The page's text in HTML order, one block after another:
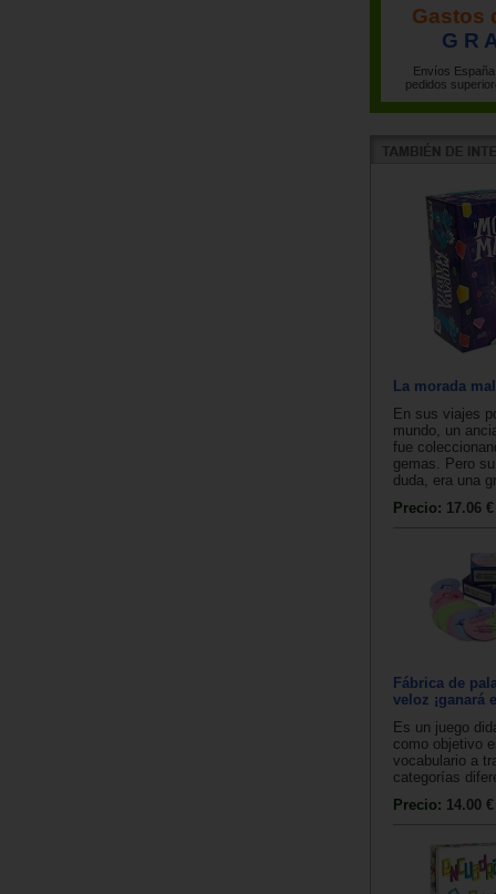
Gastos
G R
Envíos
pedidos
La morada
En sus viajes
mundo, un
fue
gemas. Pero
duda, era una
Precio: 17.06 €
Fábrica de
veloz ¡ganará
Es un juego
como objetivo
vocabulario a
categorías
Precio: 14.00 €